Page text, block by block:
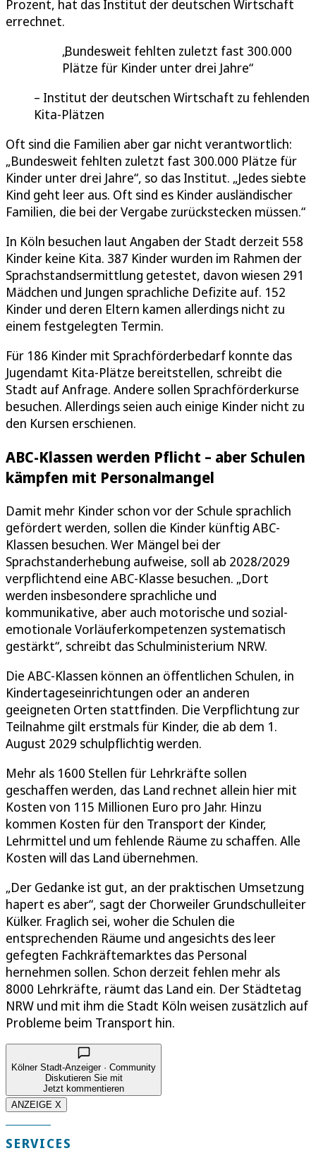
Prozent, hat das Institut der deutschen Wirtschaft
errechnet.
Bundesweit fehlten zuletzt fast 300.000
Plätze für Kinder unter drei Jahre
Institut der deutschen Wirtschaft zu fehlenden
Kita-Plätzen
Oft sind die Familien aber gar nicht verantwortlich:
„Bundesweit fehlten zuletzt fast 300.000 Plätze für
Kinder unter drei Jahre“, so das Institut. „Jedes siebte
Kind geht leer aus. Oft sind es Kinder ausländischer
Familien, die bei der Vergabe zurückstecken müssen.“
In Köln besuchen laut Angaben der Stadt derzeit 558
Kinder keine Kita. 387 Kinder wurden im Rahmen der
Sprachstandsermittlung getestet, davon wiesen 291
Mädchen und Jungen sprachliche Defizite auf. 152
Kinder und deren Eltern kamen allerdings nicht zu
einem festgelegten Termin.
Für 186 Kinder mit Sprachförderbedarf konnte das
Jugendamt Kita-Plätze bereitstellen, schreibt die
Stadt auf Anfrage. Andere sollen Sprachförderkurse
besuchen. Allerdings seien auch einige Kinder nicht zu
den Kursen erschienen.
ABC-Klassen werden Pflicht – aber Schulen
kämpfen mit Personalmangel
Damit mehr Kinder schon vor der Schule sprachlich
gefördert werden, sollen die Kinder künftig ABC-
Klassen besuchen. Wer Mängel bei der
Sprachstanderhebung aufweise, soll ab 2028/2029
verpflichtend eine ABC-Klasse besuchen. „Dort
werden insbesondere sprachliche und
kommunikative, aber auch motorische und sozial-
emotionale Vorläuferkompetenzen systematisch
gestärkt“, schreibt das Schulministerium NRW.
Die ABC-Klassen können an öffentlichen Schulen, in
Kindertageseinrichtungen oder an anderen
geeigneten Orten stattfinden. Die Verpflichtung zur
Teilnahme gilt erstmals für Kinder, die ab dem 1.
August 2029 schulpflichtig werden.
Mehr als 1600 Stellen für Lehrkräfte sollen
geschaffen werden, das Land rechnet allein hier mit
Kosten von 115 Millionen Euro pro Jahr. Hinzu
kommen Kosten für den Transport der Kinder,
Lehrmittel und um fehlende Räume zu schaffen. Alle
Kosten will das Land übernehmen.
„Der Gedanke ist gut, an der praktischen Umsetzung
hapert es aber“, sagt der Chorweiler Grundschulleiter
Külker. Fraglich sei, woher die Schulen die
entsprechenden Räume und angesichts des leer
gefegten Fachkräftemarktes das Personal
hernehmen sollen. Schon derzeit fehlen mehr als
8000 Lehrkräfte, räumt das Land ein. Der Städtetag
NRW und mit ihm die Stadt Köln weisen zusätzlich auf
Probleme beim Transport hin.
Kölner Stadt-Anzeiger · Community
Diskutieren Sie mit
Jetzt kommentieren
ANZEIGE X
SERVICES